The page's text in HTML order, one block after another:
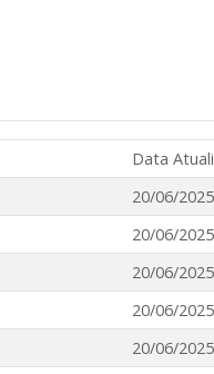
Data
20/06/
20/06/
20/06/
20/06/
20/06/